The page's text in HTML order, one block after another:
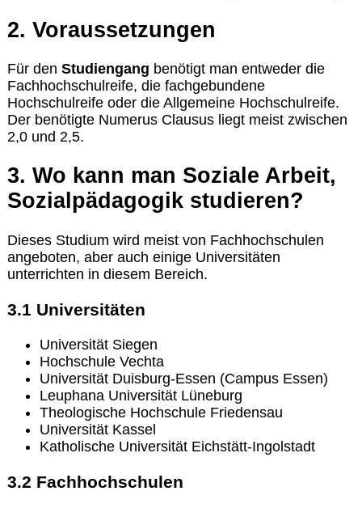
2. Voraussetzungen
Für den Studiengang benötigt man entweder die
Fachhochschulreife, die fachgebundene
Hochschulreife oder die Allgemeine Hochschulreife.
Der benötigte Numerus Clausus liegt meist zwischen
2,0 und 2,5.
3. Wo kann man Soziale Arbeit,
Sozialpädagogik studieren?
Dieses Studium wird meist von Fachhochschulen
angeboten, aber auch einige Universitäten
unterrichten in diesem Bereich.
3.1 Universitäten
Universität Siegen
Hochschule Vechta
Universität Duisburg-Essen (Campus Essen)
Leuphana Universität Lüneburg
Theologische Hochschule Friedensau
Universität Kassel
Katholische Universität Eichstätt-Ingolstadt
3.2 Fachhochschulen